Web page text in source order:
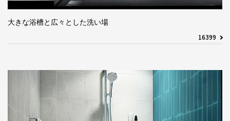
大きな浴槽と広々とした洗い場
16399